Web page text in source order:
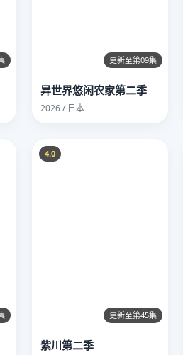
更新至第09集
异世界悠闲农家第二季
2026 / 日本
4.0
更新至第45集
紫川第二季